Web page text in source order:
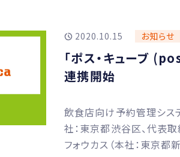
2020.10.15 お知らせ
「ポス・キューブ
連携開始
飲食店向け予約管理シス
社：東京都渋谷区、代表取
フォウカス（本社：東京